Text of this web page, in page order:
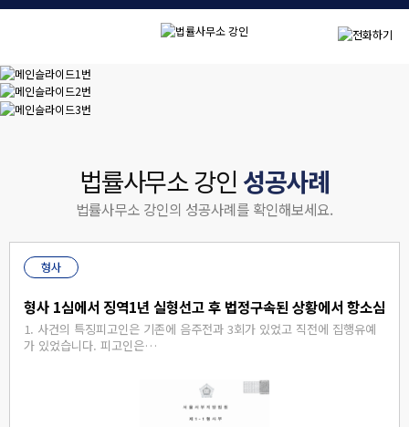
법률사무소 강인 성공사례
법률사무소 강인의 성공사례를 확인해보세요.
형사
형사 1심에서 징역1년 실형선고 후 법정구속된 상황에서 항소심
​​1. 사건의 특징피고인은 기존에 음주전과 3회가 있었고 직전에 집행유예
가 있었습니다. 피고인은…